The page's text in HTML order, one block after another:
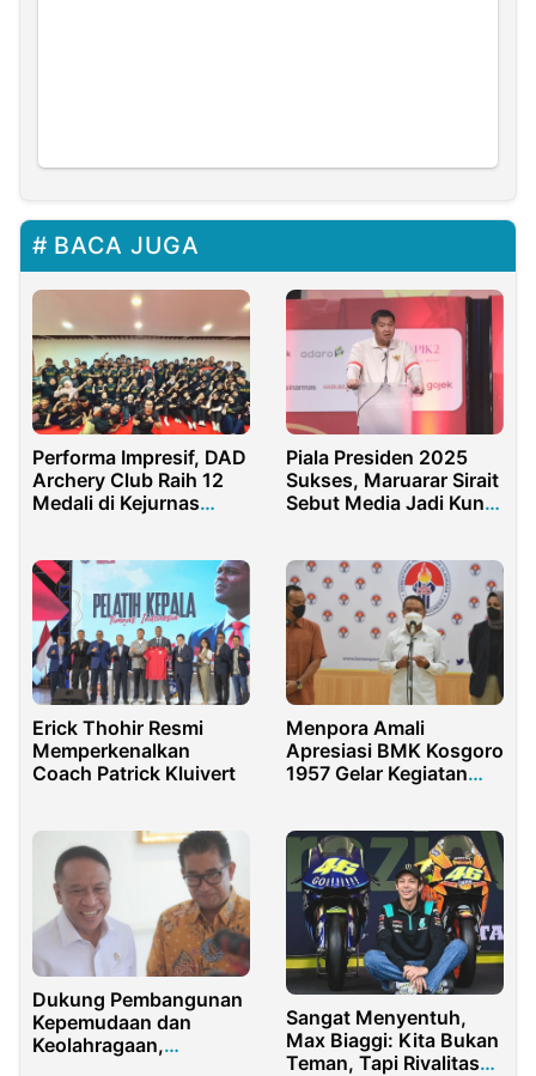
BACA JUGA
Performa Impresif, DAD
Archery Club Raih 12
Medali di Kejurnas
Piala Presiden 2025
Sukses, Maruarar Sirait
Sebut Media Jadi Kunci
Erick Thohir Resmi
Memperkenalkan
Coach Patrick Kluivert
Menpora Amali
Apresiasi BMK Kosgoro
1957 Gelar Kegiatan
Dukung Pembangunan
Kepemudaan dan
Keolahragaan,
Sangat Menyentuh,
Max Biaggi: Kita Bukan
Teman, Tapi Rivalitas